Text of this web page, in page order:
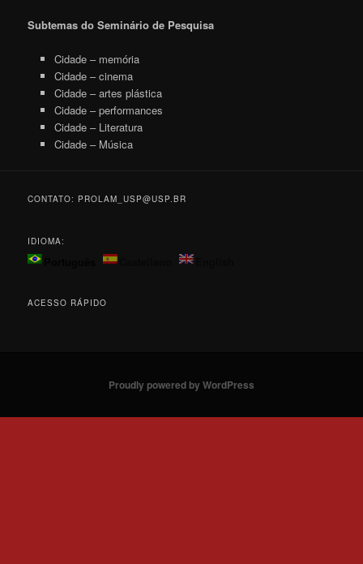
Subtemas do Seminário de Pesquisa
Cidade – memória
Cidade – cinema
Cidade – artes plástica
Cidade – performances
Cidade – Literatura
Cidade – Música
CONTATO: PROLAM_USP@USP.BR
IDIOMA:
ACESSO RÁPIDO
Proudly powered by WordPress